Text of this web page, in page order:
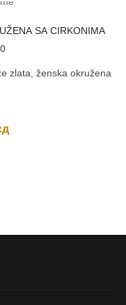
SA CIRKONIMA
zlata, ženska okružena